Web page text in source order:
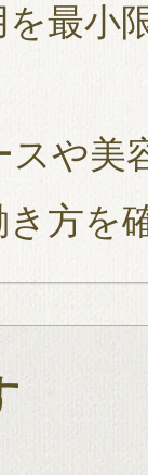
最小
スや美
き方を